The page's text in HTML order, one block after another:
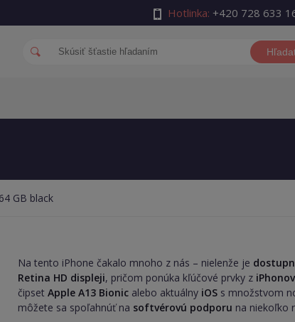
Hotlinka: +420 728 633
GB black
Na tento iPhone čakalo mnoho z nás – nielenže je
Retina HD displeji, pričom ponúka kľúčové prvky z
čipsetApple A13 Bionic alebo aktuálny iOS s množstvom
môžete sa spoľahnúť na softvérovú podporu na niekoľko